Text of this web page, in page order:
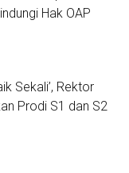
Hak OAP
Sekali’, Rektor
Prodi S1 dan S2